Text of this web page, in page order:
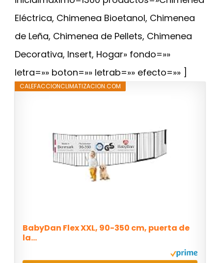
Eléctrica, Chimenea Bioetanol, Chimenea
de Leña, Chimenea de Pellets, Chimenea
Decorativa, Insert, Hogar» fondo=»»
letra=»» boton=»» letrab=»» efecto=»» ]
CALEFACCIONCLIMATIZACION.COM
BabyDan Flex XXL, 90-350 cm, puerta de
la...